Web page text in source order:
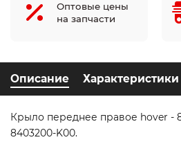
Оптовые цены
на запчасти
Описание Характеристики
Крыло переднее правое hover -
8403200-K00.